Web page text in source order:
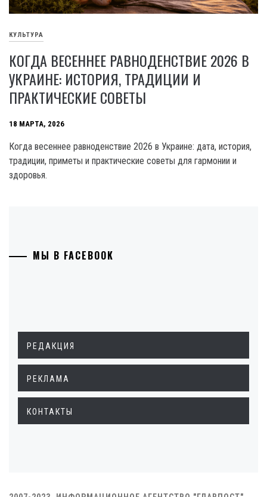
КУЛЬТУРА
КОГДА ВЕСЕННЕЕ РАВНОДЕНСТВИЕ 2026 В
УКРАИНЕ: ИСТОРИЯ, ТРАДИЦИИ И
ПРАКТИЧЕСКИЕ СОВЕТЫ
18 МАРТА, 2026
Когда весеннее равноденствие 2026 в Украине: дата, история,
традиции, приметы и практические советы для гармонии и
здоровья.
МЫ В FACEBOOK
РЕДАКЦИЯ
РЕКЛАМА
КОНТАКТЫ